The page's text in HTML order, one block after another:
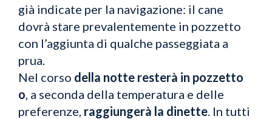
già indicate per la navigazione: il cane
dovrà stare prevalentemente in pozzetto
con l’aggiunta di qualche passeggiata a
prua.
Nel corso della notte resterà in pozzetto
o, a seconda della temperatura e delle
preferenze, raggiungerà la dinette. In tutti